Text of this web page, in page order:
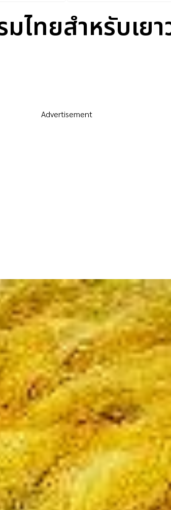
ไทยสำหรับเย
Advertisement